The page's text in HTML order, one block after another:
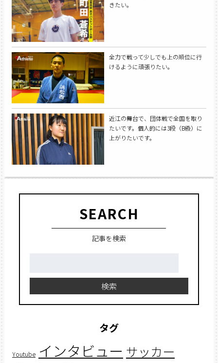
きたい。
全力で戦って少しでも上の順位に行
けるように頑張りたい。
近江の舞台で、団体戦で全国を取り
たいです。個人的には3段（B級）に
上がりたいです。
SEARCH
記事を検索
検索
タグ
Youtube インタビュー サッカー